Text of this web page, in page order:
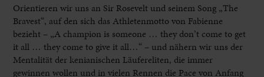
Orientieren wir uns an Sir Rosevelt und seinem Song „The
Bravest“, auf den sich das Athletenmotto von Fabienne
bezieht – „A champion is someone … they don’t come to get
it all … they come to give it all…“ – und nähern wir uns der
Mentalität der kenianischen Läufereliten, die immer
gewinnen wollen und in vielen Rennen die Pace von Anfang